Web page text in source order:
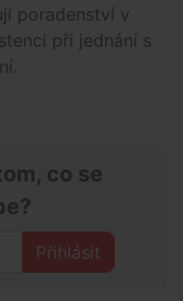
poradenství v
při jednání s
co se
Přihlásit